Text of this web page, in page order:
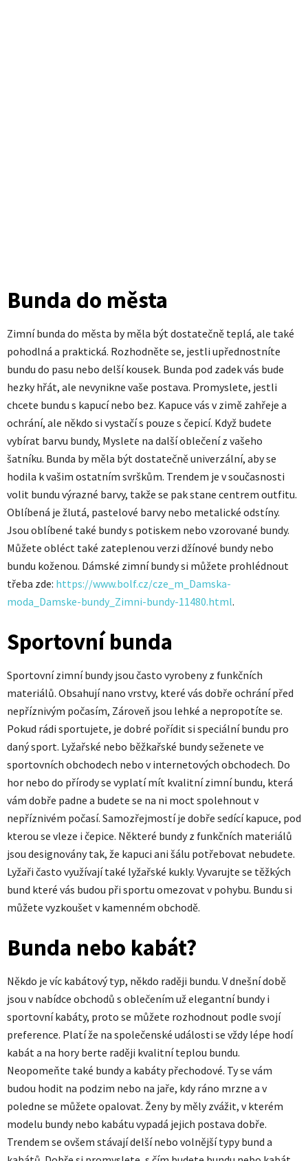
Bunda do města
Zimní bunda do města by měla být dostatečně teplá, ale také
pohodlná a praktická. Rozhodněte se, jestli upřednostníte
bundu do pasu nebo delší kousek. Bunda pod zadek vás bude
hezky hřát, ale nevynikne vaše postava. Promyslete, jestli
chcete bundu s kapucí nebo bez. Kapuce vás v zimě zahřeje a
ochrání, ale někdo si vystačí s pouze s čepicí. Když budete
vybírat barvu bundy, Myslete na další oblečení z vašeho
šatníku. Bunda by měla být dostatečně univerzální, aby se
hodila k vašim ostatním svrškům. Trendem je v současnosti
volit bundu výrazné barvy, takže se pak stane centrem outfitu.
Oblíbená je žlutá, pastelové barvy nebo metalické odstíny.
Jsou oblíbené také bundy s potiskem nebo vzorované bundy.
Můžete obléct také zateplenou verzi džínové bundy nebo
bundu koženou. Dámské zimní bundy si můžete prohlédnout
třeba zde: https://www.bolf.cz/cze_m_Damska-
moda_Damske-bundy_Zimni-bundy-11480.html.
Sportovní bunda
Sportovní zimní bundy jsou často vyrobeny z funkčních
materiálů. Obsahují nano vrstvy, které vás dobře ochrání před
nepříznivým počasím, Zároveň jsou lehké a nepropotíte se.
Pokud rádi sportujete, je dobré pořídit si speciální bundu pro
daný sport. Lyžařské nebo běžkařské bundy seženete ve
sportovních obchodech nebo v internetových obchodech. Do
hor nebo do přírody se vyplatí mít kvalitní zimní bundu, která
vám dobře padne a budete se na ni moct spolehnout v
nepříznivém počasí. Samozřejmostí je dobře sedící kapuce, pod
kterou se vleze i čepice. Některé bundy z funkčních materiálů
jsou designovány tak, že kapuci ani šálu potřebovat nebudete.
Lyžaři často využívají také lyžařské kukly. Vyvarujte se těžkých
bund které vás budou při sportu omezovat v pohybu. Bundu si
můžete vyzkoušet v kamenném obchodě.
Bunda nebo kabát?
Někdo je víc kabátový typ, někdo raději bundu. V dnešní době
jsou v nabídce obchodů s oblečením už elegantní bundy i
sportovní kabáty, proto se můžete rozhodnout podle svojí
preference. Platí že na společenské události se vždy lépe hodí
kabát a na hory berte raději kvalitní teplou bundu.
Neopomeňte také bundy a kabáty přechodové. Ty se vám
budou hodit na podzim nebo na jaře, kdy ráno mrzne a v
poledne se můžete opalovat. Ženy by měly zvážit, v kterém
modelu bundy nebo kabátu vypadá jejich postava dobře.
Trendem se ovšem stávají delší nebo volnější typy bund a